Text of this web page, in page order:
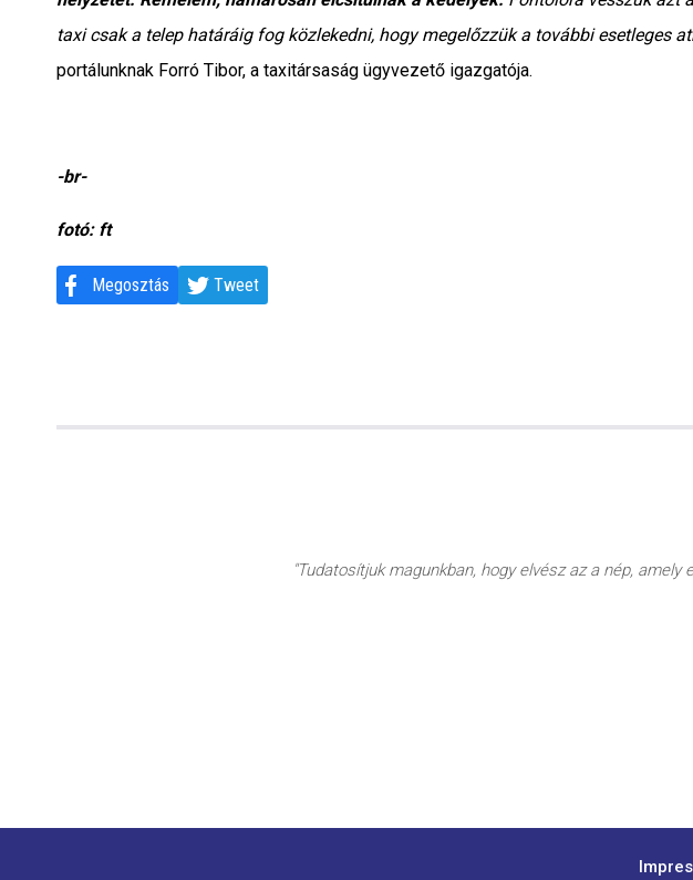
taxi csak a telep határáig fog közlekedni, hogy megelőzzük a további esetleges
portálunknak Forró Tibor, a taxitársaság ügyvezető igazgatója.
-br-
fotó: ft
Megosztás Tweet
"Tudatosítjuk magunkban, hogy elvész az a nép,